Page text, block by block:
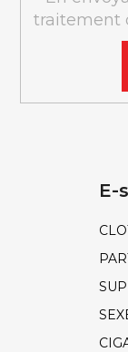
traitement
E-